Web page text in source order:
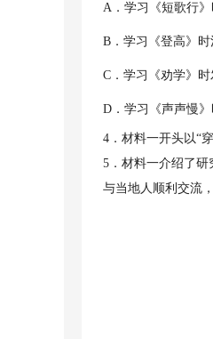
A．学习《短歌行
B．学习《登高》时
C．学习《劝学》时
D．学习《声声慢
4．材料一开头以“
5．材料一介绍了
与当地人顺利交流